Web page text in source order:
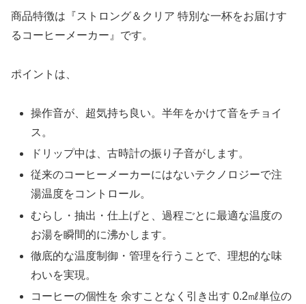
商品特徴は『ストロング＆クリア 特別な一杯をお届けす
るコーヒーメーカー』です。
ポイントは、
操作音が、超気持ち良い。半年をかけて音をチョイ
ス。
ドリップ中は、古時計の振り子音がします。
従来のコーヒーメーカーにはないテクノロジーで注
湯温度をコントロール。
むらし・抽出・仕上げと、過程ごとに最適な温度の
お湯を瞬間的に沸かします。
徹底的な温度制御・管理を行うことで、理想的な味
わいを実現。
コーヒーの個性を 余すことなく引き出す 0.2㎖単位の